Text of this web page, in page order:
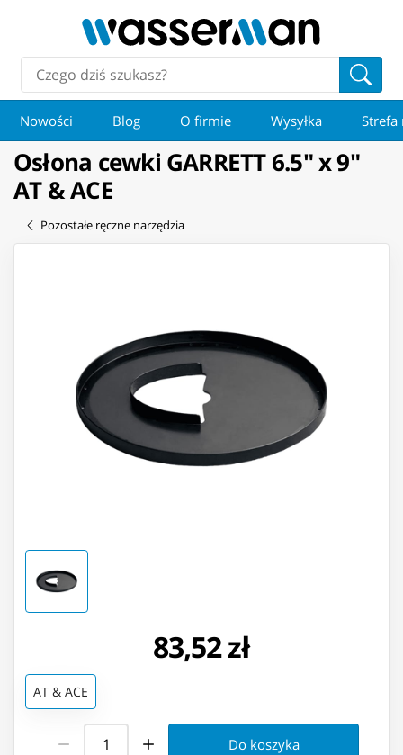
Nowości Blog O firmie Wysyłka Strefa
Osłona cewki GARRETT 6.5" x 9"
AT & ACE
Pozostałe ręczne narzędzia
83,52 zł
AT & ACE
Do koszyka